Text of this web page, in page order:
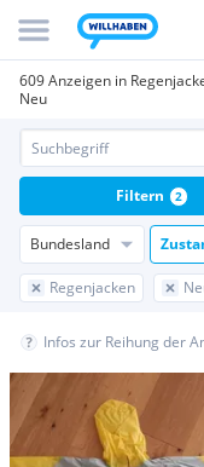
609 Anzeigen in
Neu
Bundesland
Regenjacken
Filtern 2
Infos zur Reihung der